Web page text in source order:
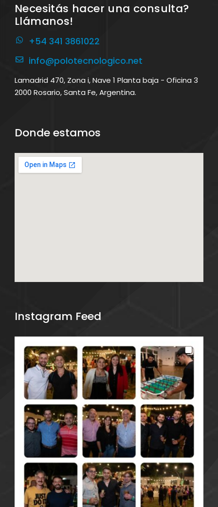
Necesitás hacer una consulta?
Llámanos!
+54 341 3861022
info@polotecnologico.net
Lamadrid 470, Zona i, Nave 1 Planta baja - Oficina 3
2000 Rosario, Santa Fe, Argentina.
Donde estamos
Instagram Feed